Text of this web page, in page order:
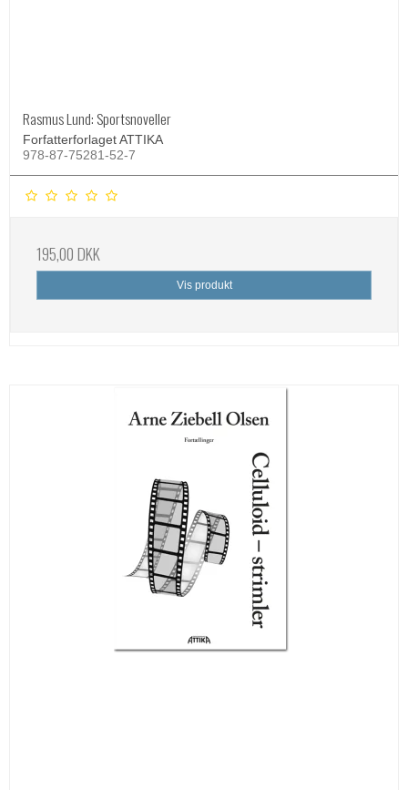
Rasmus Lund: Sportsnoveller
Forfatterforlaget ATTIKA
978-87-75281-52-7
195,00 DKK
Vis produkt